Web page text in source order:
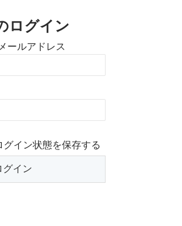
ログイン
ールアドレス
グイン状態を保存する